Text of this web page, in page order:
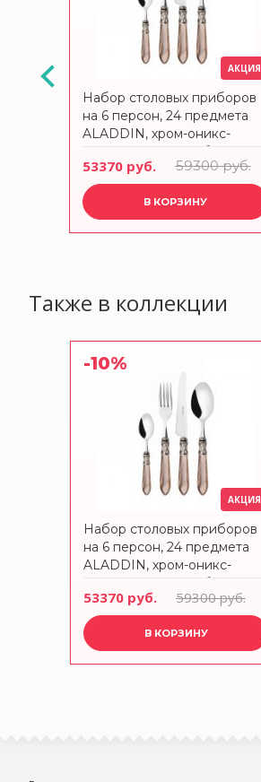
АКЦИЯ АКЦИЯ
Набор столовых приборов
на 6 персон, 24 предмета
ALADDIN, хром-оникс-
состаренное серебро
BUGATTI
53370 руб. 59300 руб.
В КОРЗИНУ
Также в коллекции
-10%
АКЦИЯ
Набор столовых приборов
на 6 персон, 24 предмета
ALADDIN, хром-оникс-
состаренное серебро
BUGATTI
53370 руб. 59300 руб.
В КОРЗИНУ